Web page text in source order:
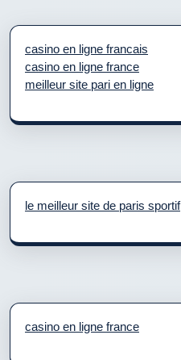
casino en ligne francais
casino en ligne france
meilleur site pari en ligne
le meilleur site de paris sportif
casino en ligne france